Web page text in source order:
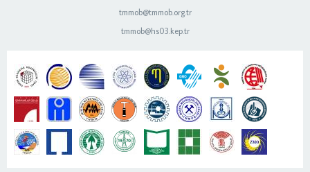
tmmob@tmmob.org.tr
tmmob@hs03.kep.tr